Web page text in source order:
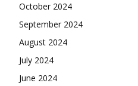
October 2024
September 2024
August 2024
July 2024
June 2024